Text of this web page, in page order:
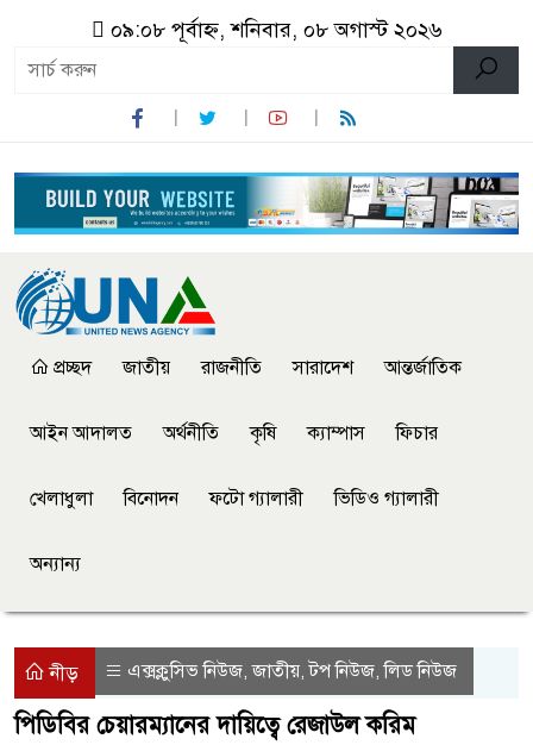
০৯:০৮ পূর্বাহ্ন, শনিবার, ০৮ অগাস্ট ২০২৬
প্রচ্ছদ জাতীয় রাজনীতি সারাদেশ আন্তর্জাতিক
আইন আদালত অর্থনীতি কৃষি ক্যাম্পাস ফিচার
খেলাধুলা বিনোদন ফটো গ্যালারী ভিডিও গ্যালারী
অন্যান্য
নীড় এক্সক্লুসিভ নিউজ,জাতীয়,টপ নিউজ,লিড নিউজ
পিডিবির চেয়ারম্যানের দায়িত্বে রেজাউল করিম